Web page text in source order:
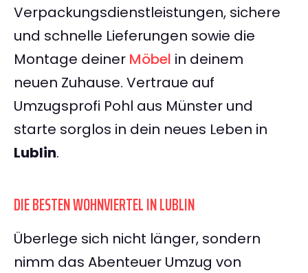
Verpackungsdienstleistungen, sichere
und schnelle Lieferungen sowie die
Montage deiner Möbel in deinem
neuen Zuhause. Vertraue auf
Umzugsprofi Pohl aus Münster und
starte sorglos in dein neues Leben in
Lublin.
DIE BESTEN WOHNVIERTEL IN LUBLIN
Überlege sich nicht länger, sondern
nimm das Abenteuer Umzug von